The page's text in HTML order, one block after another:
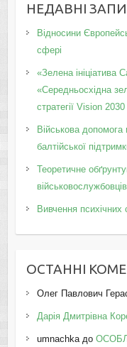
НЕДАВНІ
Відносини
сфері
«Зелена ініціатива
«Середньосхідна
стратегії Vision 2030
Військова
балтійської
Теоретичне
військовослужбовців
Вивчення психічних
ОСТАННІ
Олег Павлович
Дарія Дмитрівна
umnachkaдо